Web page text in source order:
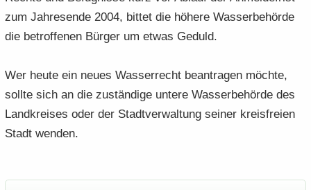
zum Jah­res­en­de 2004, bit­tet die hö­he­re Was­ser­be­hör­de
die be­trof­fe­nen Bür­ger um etwas Ge­duld.
Wer heute ein neues Was­ser­recht be­an­tra­gen möch­te,
soll­te sich an die zu­stän­di­ge un­te­re Was­ser­be­hör­de des
Land­krei­ses oder der Stadt­ver­wal­tung sei­ner kreis­frei­en
Stadt wen­den.